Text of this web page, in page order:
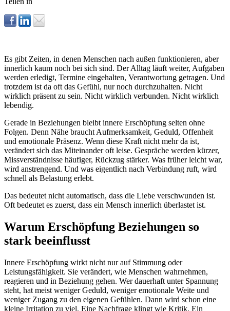
Es gibt Zeiten, in denen Menschen nach außen funktionieren, aber
innerlich kaum noch bei sich sind. Der Alltag läuft weiter, Aufgaben
werden erledigt, Termine eingehalten, Verantwortung getragen. Und
trotzdem ist da oft das Gefühl, nur noch durchzuhalten. Nicht
wirklich präsent zu sein. Nicht wirklich verbunden. Nicht wirklich
lebendig.
Gerade in Beziehungen bleibt innere Erschöpfung selten ohne
Folgen. Denn Nähe braucht Aufmerksamkeit, Geduld, Offenheit
und emotionale Präsenz. Wenn diese Kraft nicht mehr da ist,
verändert sich das Miteinander oft leise. Gespräche werden kürzer,
Missverständnisse häufiger, Rückzug stärker. Was früher leicht war,
wird anstrengend. Und was eigentlich nach Verbindung ruft, wird
schnell als Belastung erlebt.
Das bedeutet nicht automatisch, dass die Liebe verschwunden ist.
Oft bedeutet es zuerst, dass ein Mensch innerlich überlastet ist.
Warum Erschöpfung Beziehungen so
stark beeinflusst
Innere Erschöpfung wirkt nicht nur auf Stimmung oder
Leistungsfähigkeit. Sie verändert, wie Menschen wahrnehmen,
reagieren und in Beziehung gehen. Wer dauerhaft unter Spannung
steht, hat meist weniger Geduld, weniger emotionale Weite und
weniger Zugang zu den eigenen Gefühlen. Dann wird schon eine
kleine Irritation zu viel. Eine Nachfrage klingt wie Kritik. Ein